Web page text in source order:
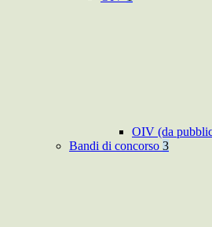
OIV (da
Bandi di concorso 3